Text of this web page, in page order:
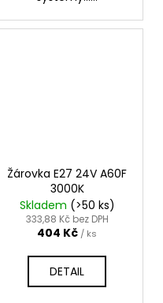
Žárovka E27 24V A60F
3000K
Skladem (>50 ks)
333,88 Kč bez DPH
404 Kč / ks
DETAIL